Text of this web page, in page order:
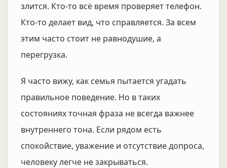
злится. Кто-то всё время проверяет телефон.
Кто-то делает вид, что справляется. За всем
этим часто стоит не равнодушие, а
перегрузка.
Я часто вижу, как семья пытается угадать
правильное поведение. Но в таких
состояниях точная фраза не всегда важнее
внутреннего тона. Если рядом есть
спокойствие, уважение и отсутствие допроса,
человеку легче не закрываться.